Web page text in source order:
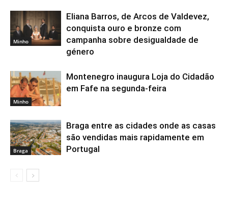
Minho
Eliana Barros, de Arcos de Valdevez,
conquista ouro e bronze com
campanha sobre desigualdade de
género
Minho
Montenegro inaugura Loja do Cidadão
em Fafe na segunda-feira
Braga
Braga entre as cidades onde as casas
são vendidas mais rapidamente em
Portugal